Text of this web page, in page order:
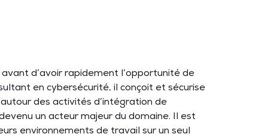
d’avoir rapidement l’opportunité de
en cybersécurité, il conçoit et sécurise
des activités d’intégration de
un acteur majeur du domaine. Il est
environnements de travail sur un seul